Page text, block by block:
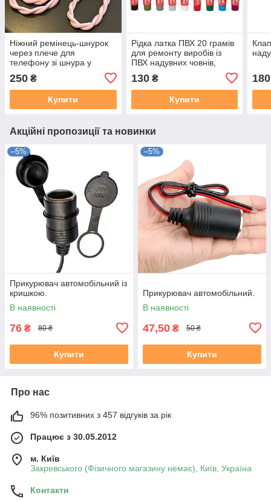
Ніжний ремінець-шнурок
через плече для
телефону зі шнура у
рожевий
250 ₴
Купити
Рідка латка ПВХ 20 грамів
для ремонту виробів із
ПВХ надувних човнів,
130₴
Купити
180
Акційні пропозиції та новинки
–5%
Прикурювач автомобільний із
кришкою.
В наявності
76 ₴ 80 ₴
Купити
–5%
Прикурювач автомобільний.
В наявності
47,50 ₴ 50 ₴
Купити
Про нас
96% позитивних з 457 відгуків за рік
Працює з 30.05.2012
м. Київ
Закревського (Фізичного магазину немає), Київ, Україна
Контакти